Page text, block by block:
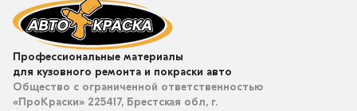
Профессиональные материалы
для кузовного ремонта и покраски авто
Общество с ограниченной ответственностью
«ПроКраски» 225417, Брестская обл, г.